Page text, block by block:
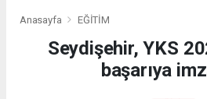
Anasayfa EĞİTİM
Seydişehir, YKS
başarıya